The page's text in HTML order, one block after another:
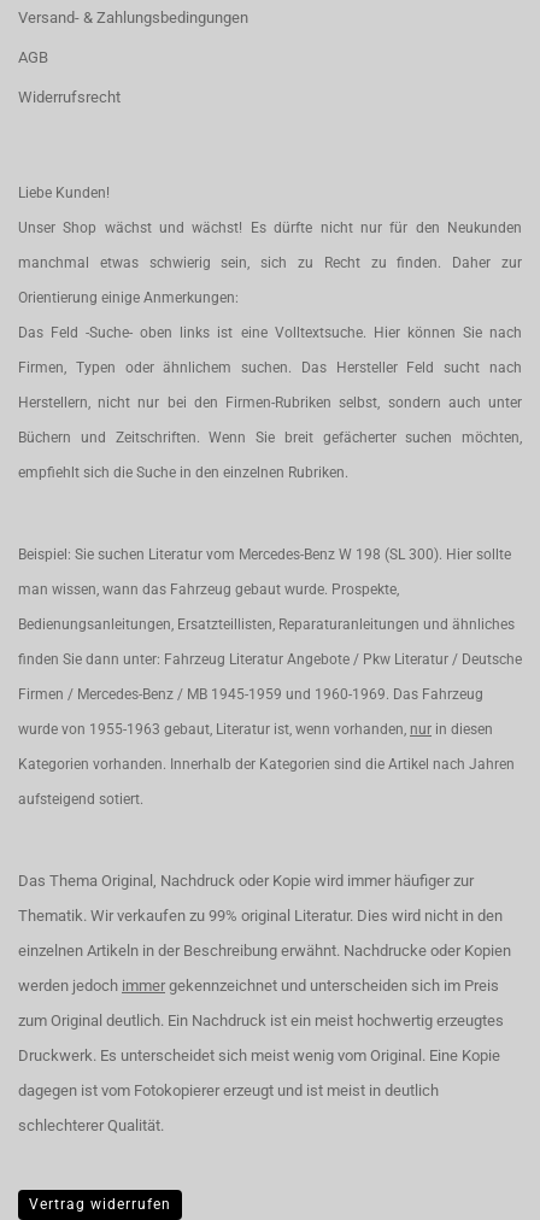
Versand- & Zahlungsbedingungen
AGB
Widerrufsrecht
Liebe Kunden!
Unser Shop wächst und wächst! Es dürfte nicht nur für den Neukunden
manchmal etwas schwierig sein, sich zu Recht zu finden. Daher zur
Orientierung einige Anmerkungen:
Das Feld -Suche- oben links ist eine Volltextsuche. Hier können Sie nach
Firmen, Typen oder ähnlichem suchen. Das Hersteller Feld sucht nach
Herstellern, nicht nur bei den Firmen-Rubriken selbst, sondern auch unter
Büchern und Zeitschriften. Wenn Sie breit gefächerter suchen möchten,
empfiehlt sich die Suche in den einzelnen Rubriken.
Beispiel: Sie suchen Literatur vom Mercedes-Benz W 198 (SL 300). Hier sollte
man wissen, wann das Fahrzeug gebaut wurde. Prospekte,
Bedienungsanleitungen, Ersatzteillisten, Reparaturanleitungen und ähnliches
finden Sie dann unter: Fahrzeug Literatur Angebote / Pkw Literatur / Deutsche
Firmen / Mercedes-Benz / MB 1945-1959 und 1960-1969. Das Fahrzeug
wurde von 1955-1963 gebaut, Literatur ist, wenn vorhanden, nur in diesen
Kategorien vorhanden. Innerhalb der Kategorien sind die Artikel nach Jahren
aufsteigend sotiert.
Das Thema Original, Nachdruck oder Kopie wird immer häufiger zur
Thematik. Wir verkaufen zu 99% original Literatur. Dies wird nicht in den
einzelnen Artikeln in der Beschreibung erwähnt. Nachdrucke oder Kopien
werden jedoch immer gekennzeichnet und unterscheiden sich im Preis
zum Original deutlich. Ein Nachdruck ist ein meist hochwertig erzeugtes
Druckwerk. Es unterscheidet sich meist wenig vom Original. Eine Kopie
dagegen ist vom Fotokopierer erzeugt und ist meist in deutlich
schlechterer Qualität.
Vertrag widerrufen